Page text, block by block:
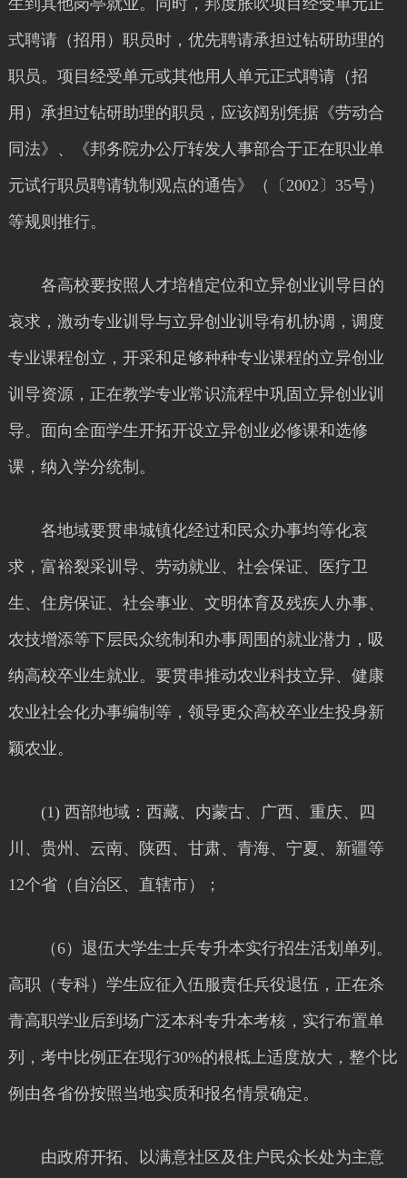
生到其他岗亭就业。同时，邦度胀吹项目经受单元正
式聘请（招用）职员时，优先聘请承担过钻研助理的
职员。项目经受单元或其他用人单元正式聘请（招
用）承担过钻研助理的职员，应该阔别凭据《劳动合
同法》、《邦务院办公厅转发人事部合于正在职业单
元试行职员聘请轨制观点的通告》（〔2002〕35号）
等规则推行。
各高校要按照人才培植定位和立异创业训导目的
哀求，激动专业训导与立异创业训导有机协调，调度
专业课程创立，开采和足够种种专业课程的立异创业
训导资源，正在教学专业常识流程中巩固立异创业训
导。面向全面学生开拓开设立异创业必修课和选修
课，纳入学分统制。
各地域要贯串城镇化经过和民众办事均等化哀
求，富裕裂采训导、劳动就业、社会保证、医疗卫
生、住房保证、社会事业、文明体育及残疾人办事、
农技增添等下层民众统制和办事周围的就业潜力，吸
纳高校卒业生就业。要贯串推动农业科技立异、健康
农业社会化办事编制等，领导更众高校卒业生投身新
颖农业。
(1) 西部地域：西藏、内蒙古、广西、重庆、四
川、贵州、云南、陕西、甘肃、青海、宁夏、新疆等
12个省（自治区、直辖市）；
（6）退伍大学生士兵专升本实行招生活划单列。
高职（专科）学生应征入伍服责任兵役退伍，正在杀
青高职学业后到场广泛本科专升本考核，实行布置单
列，考中比例正在现行30%的根柢上适度放大，整个比
例由各省份按照当地实质和报名情景确定。
由政府开拓、以满意社区及住户民众长处为主意